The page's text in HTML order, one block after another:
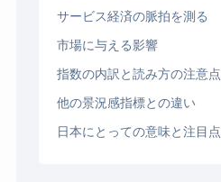
サービス経済の脈拍を測る
市場に与える影響
指数の内訳と読み方の注意点
他の景況感指標との違い
日本にとっての意味と注目点